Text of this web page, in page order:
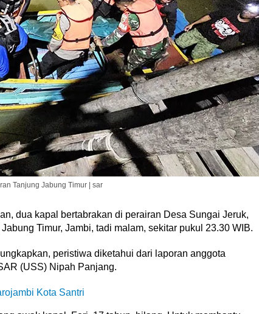
Tanjung Jabung Timur | sar
dua kapal bertabrakan di perairan Desa Sungai Jeruk,
Timur, Jambi, tadi malam, sekitar pukul 23.30 WIB.
peristiwa diketahui dari laporan anggota
(USS) Nipah Panjang.
Kota Santri